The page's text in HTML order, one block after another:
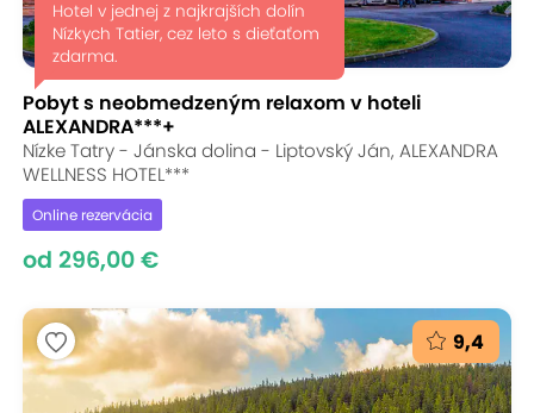
Hotel v jednej z najkrajších dolín
Nízkych Tatier, cez leto s dieťaťom
zdarma.
Pobyt s neobmedzeným relaxom v hoteli
ALEXANDRA***+
Nízke Tatry - Jánska dolina - Liptovský Ján, ALEXANDRA
WELLNESS HOTEL***
Online rezervácia
od 296,00 €
9,4